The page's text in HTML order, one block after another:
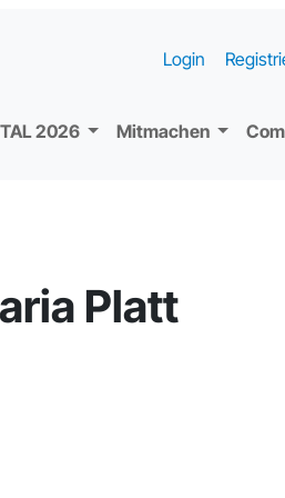
2026 Mitmachen
Login
Platt